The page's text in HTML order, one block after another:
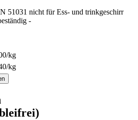
51031 nicht für Ess- und trinkgeschirr
-
kg
kg